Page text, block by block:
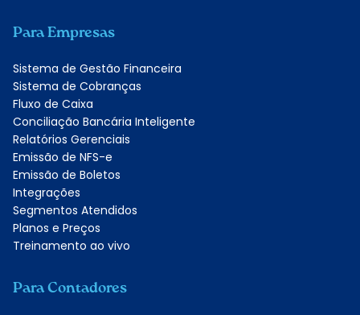
Para Empresas
Sistema de Gestão Financeira
Sistema de Cobranças
Fluxo de Caixa
Conciliação Bancária Inteligente
Relatórios Gerenciais
Emissão de NFS-e
Emissão de Boletos
Integrações
Segmentos Atendidos
Planos e Preços
Treinamento ao vivo
Para Contadores